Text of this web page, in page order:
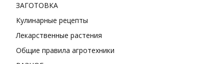
ЗАГОТОВКА
Кулинарные рецепты
Лекарственные растения
Общие правила агротехники